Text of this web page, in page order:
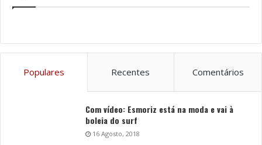
Populares Recentes Comentários
Com vídeo: Esmoriz está na moda e vai à
boleia do surf
16 Agosto, 2018